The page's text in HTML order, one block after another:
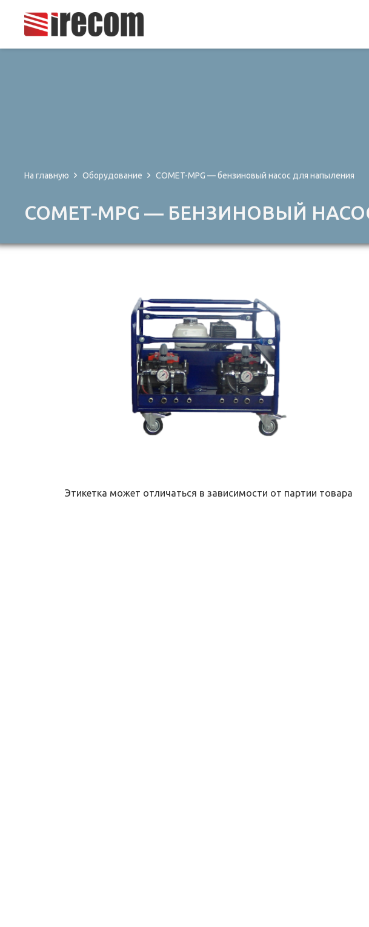
На главную Оборудование COMET-MPG — бензиновый насос для напыления
COMET-MPG — БЕНЗИНОВЫЙ
Этикетка может отличаться в зависимости от партии товара